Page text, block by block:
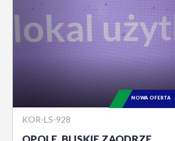
KOR-LS-928
NOWA OFERTA